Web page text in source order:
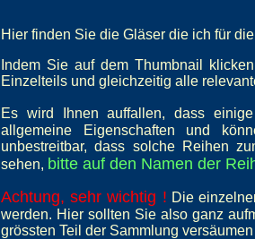
Hier finden Sie die Gläser die ich für
Indem Sie auf dem Thumbnail
Einzelteils und gleichzeitig alle
Es wird Ihnen auffallen, dass
allgemeine Eigenschaften und
unbestreitbar, dass solche Reihen
sehen, bitte auf den Namen der
Achtung, sehr wichtig ! Die
werden. Hier sollten Sie also ganz
grössten Teil der Sammlung versäumen